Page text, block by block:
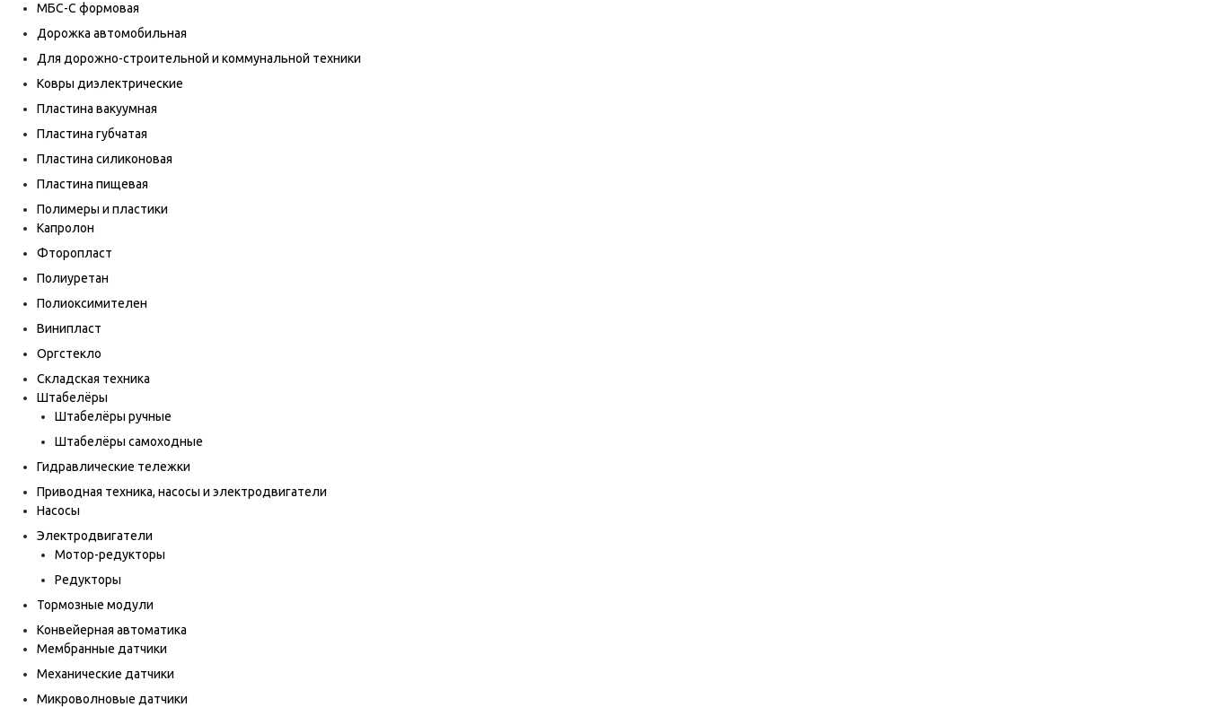
МБС-С формовая
Дорожка автомобильная
Для дорожно-строительной и коммунальной техники
Ковры диэлектрические
Пластина вакуумная
Пластина губчатая
Пластина силиконовая
Пластина пищевая
Полимеры и пластики
Капролон
Фторопласт
Полиуретан
Полиоксимителен
Винипласт
Оргстекло
Складская техника
Штабелёры
Штабелёры ручные
Штабелёры самоходные
Гидравлические тележки
Приводная техника, насосы и электродвигатели
Насосы
Электродвигатели
Мотор-редукторы
Редукторы
Тормозные модули
Конвейерная автоматика
Мембранные датчики
Механические датчики
Микроволновые датчики